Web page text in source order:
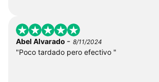
Abel Alvarado - 8/11/2024
"Poco tardado pero efectivo "